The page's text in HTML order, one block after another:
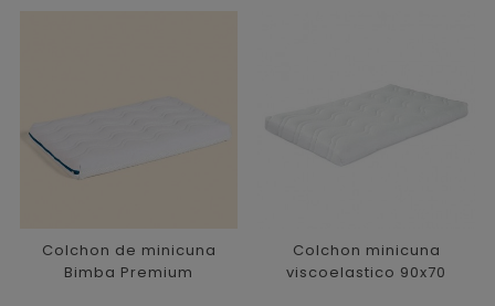
Colchon de minicuna
Bimba Premium
Colchon minicuna
viscoelastico 90x70